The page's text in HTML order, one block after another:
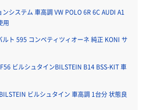
システム 車高調 VW POLO 6R 6C AUDI A1
用
ト 595 コンペティツィオーネ 純正 KONI サ
ビルシュタインBILSTEIN B14 BSS-KIT 車
ビルシュタイン 車高調 1台分 状態良